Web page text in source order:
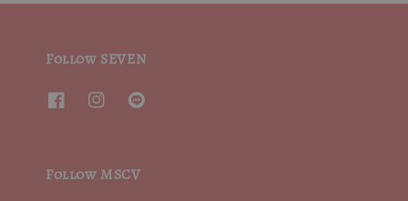
Follow SEVEN
Follow MSCV